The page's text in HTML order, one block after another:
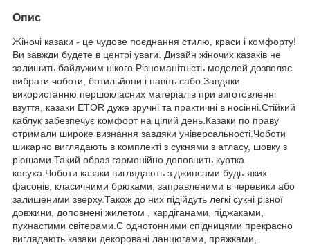
Опис
Жіночі казаки - це чудове поєднання стилю, краси і комфорту!
Ви завжди будете в центрі уваги. Дизайн жіночих казаків не
залишить байдужим нікого.Різноманітність моделей дозволяє
вибрати чоботи, ботильйони і навіть сабо.Завдяки
використанню першокласних матеріалів при виготовленні
взуття, казаки ETOR дуже зручні та практичні в носінні.Стійкий
каблук забезпечує комфорт на цілий день.Казаки по праву
отримали широке визнання завдяки універсальності.Чоботи
шикарно виглядають в комплекті з сукнями з атласу, шовку з
рюшами.Такий образ гармонійно доповнить куртка
косуха.Чоботи казаки виглядають з джинсами будь-яких
фасонів, класичними брюками, заправленими в черевики або
залишеними зверху.Також до них підійдуть легкі сукні різної
довжини, доповнені жилетом , кардіганами, піджаками,
пухнастими світерами.С однотонними спідницями прекрасно
виглядають казаки декоровані ланцюгами, пряжками,